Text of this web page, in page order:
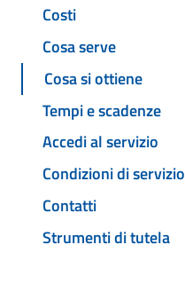
Costi
Cosa serve
Cosa si ottiene
Tempi e scadenze
Accedi al servizio
Condizioni di servizio
Contatti
Strumenti di tutela